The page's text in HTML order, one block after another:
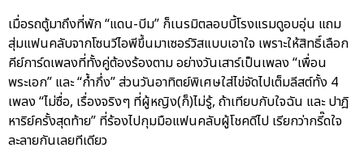
เมื่อรถตู้มาถึงที่พัก “แดน-บีม” ก็เนรมิตลอบบี้โรงแรมดูอบอุ่น แถม
สุ่มแฟนคลับจากโซนวีไอพีขึ้นมาเซอร์วิสแบบเอาใจ เพราะให้สิทธิ์เลือก
คีย์การ์ดเพลงที่ทั้งคู่ต้องร้องตาม อย่างวันเสาร์เป็นเพลง “เพื่อน
พระเอก” และ “ก้ำกึ่ง” ส่วนวันอาทิตย์พิเศษใส่ไข่จัดไปเต็มลีสต์ทั้ง 4
เพลง “ไม่ซื่อ, เรื่องจริงๆ ที่ผู้หญิง(ก็)ไม่รู้, ถ้าเทียบกับใจฉัน และ ปาฎิ
หาริย์ครั้งสุดท้าย” ที่ร้องไปกุมมือแฟนคลับผู้โชคดีไป เรียกว่ากรี๊ดใจ
ละลายกันเลยทีเดียว